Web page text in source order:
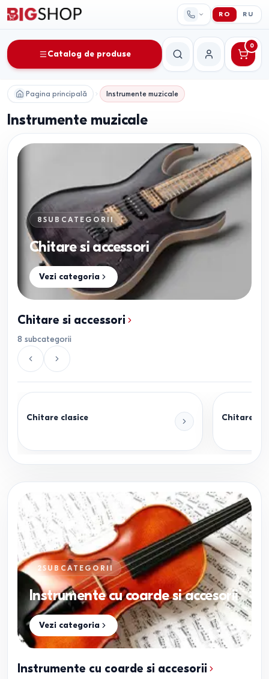
RO RU
Catalog de produse
CăutareContul meu
0
Pagina principală Instrumente muzicale
Instrumente muzicale
8SUBCATEGORII
Chitare si accessori
Vezi categoria
Chitare si accessori
8 subcategorii
Chitare clasice Chitare
2SUBCATEGORII
Instrumente cu coarde si accesorii
Vezi categoria
Instrumente cu coarde si accesorii